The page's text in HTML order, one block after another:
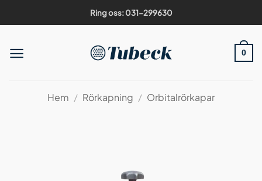
Ring oss: 031-299630
0
Hem / Rörkapning / Orbitalrörkapar